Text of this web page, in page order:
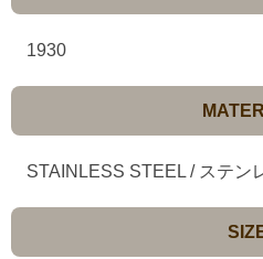
1930
STAINLESS STEEL / ステン